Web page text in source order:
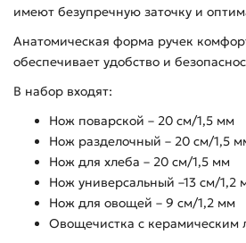
имеют безупречную заточку и
Анатомическая форма ручек
обеспечивает удобство и
В набор входят:
Нож поварской – 20 см/1,5 мм
Нож разделочный – 20 см/1,5
Нож для хлеба – 20 см/1,5 мм
Нож универсальный –13 см/1,2
Нож для овощей – 9 см/1,2 мм
Овощечистка с керамическим